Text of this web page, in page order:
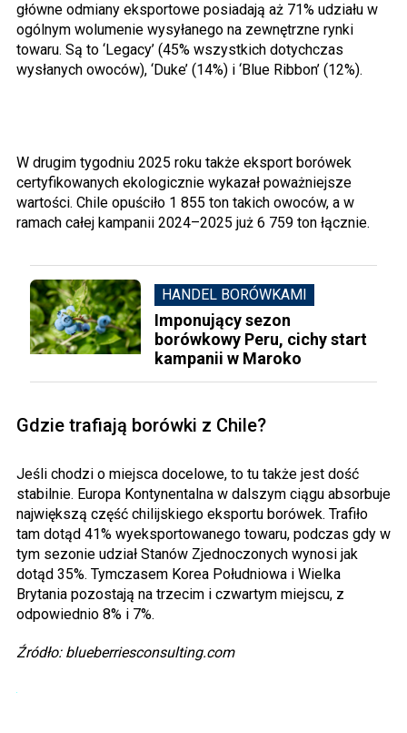
główne odmiany eksportowe posiadają aż 71% udziału w
ogólnym wolumenie wysyłanego na zewnętrzne rynki
towaru. Są to ‘Legacy’ (45% wszystkich dotychczas
wysłanych owoców), ‘Duke’ (14%) i ‘Blue Ribbon’ (12%).
W drugim tygodniu 2025 roku także eksport borówek
certyfikowanych ekologicznie wykazał poważniejsze
wartości. Chile opuściło 1 855 ton takich owoców, a w
ramach całej kampanii 2024–2025 już 6 759 ton łącznie.
HANDEL BORÓWKAMI
Imponujący sezon
borówkowy Peru, cichy start
kampanii w Maroko
Gdzie trafiają borówki z Chile?
Jeśli chodzi o miejsca docelowe, to tu także jest dość
stabilnie. Europa Kontynentalna w dalszym ciągu absorbuje
największą część chilijskiego eksportu borówek. Trafiło
tam dotąd 41% wyeksportowanego towaru, podczas gdy w
tym sezonie udział Stanów Zjednoczonych wynosi jak
dotąd 35%. Tymczasem Korea Południowa i Wielka
Brytania pozostają na trzecim i czwartym miejscu, z
odpowiednio 8% i 7%.
Źródło: blueberriesconsulting.com